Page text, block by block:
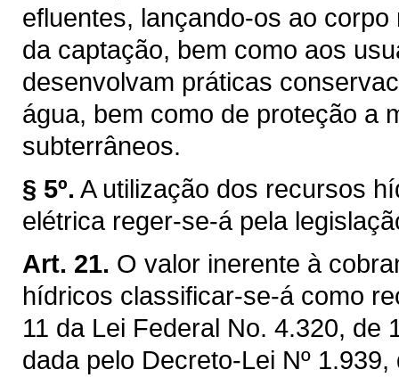
efluentes, lançando-os ao
da captação, bem como aos
desenvolvam práticas
água, bem como de proteção a
subterrâneos.
§ 5º. A utilização dos recursos
elétrica reger-se-á pela
Art. 21. O valor inerente à
hídricos classificar-se-á como
11 da Lei Federal No. 4.320, de
dada pelo Decreto-Lei Nº